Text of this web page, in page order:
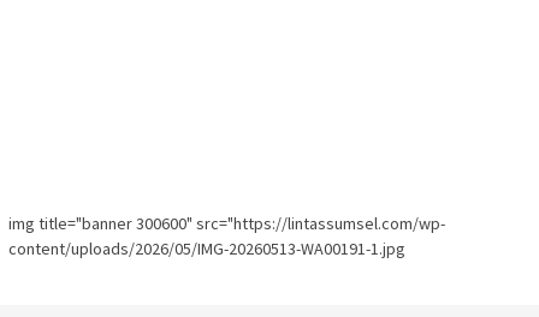
img title="banner 300600" src="https://lintassumsel.com/wp-
content/uploads/2026/05/IMG-20260513-WA00191-1.jpg